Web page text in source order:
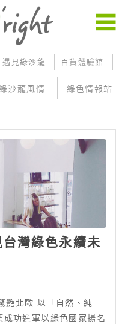
遇見綠沙龍 百貨體驗館
沙龍風情 綠色情報站
灣綠色永續未
艷北歐 以「自然、純
功進軍以綠色國家揚名